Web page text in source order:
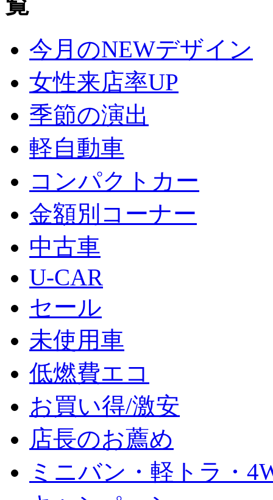
今月のNEWデザイン
女性来店率UP
季節の演出
軽自動車
コンパクトカー
金額別コーナー
中古車
U-CAR
セール
未使用車
低燃費エコ
お買い得/激安
店長のお薦め
ミニバン・軽トラ・